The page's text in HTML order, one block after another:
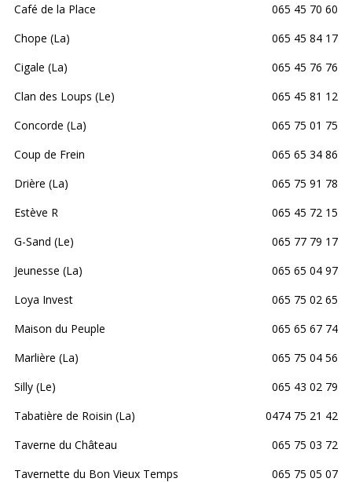
Café de la Place
065 45 70 60
Chope (La)
065 45 84 17
Cigale (La)
065 45 76 76
Clan des Loups (Le)
065 45 81 12
Concorde (La)
065 75 01 75
Coup de Frein
065 65 34 86
Drière (La)
065 75 91 78
Estève R
065 45 72 15
G-Sand (Le)
065 77 79 17
Jeunesse (La)
065 65 04 97
Loya Invest
065 75 02 65
Maison du Peuple
065 65 67 74
Marlière (La)
065 75 04 56
Silly (Le)
065 43 02 79
Tabatière de Roisin (La)
0474 75 21 42
Taverne du Château
065 75 03 72
Tavernette du Bon Vieux Temps
065 75 05 07